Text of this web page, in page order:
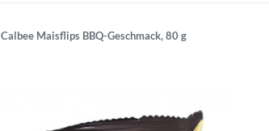
Calbee Maisflips BBQ-Geschmack, 80 g